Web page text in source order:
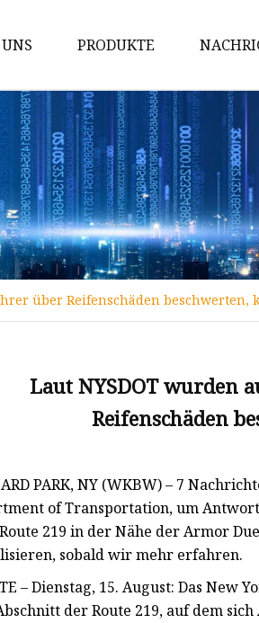
PRODUKTE
Ring
Punktion
Ohrringe
Armband
Halskette
Körperkette
Legierungsring
Halskette aus Legierung
Ohrringe aus Legierung
über Reifenschäden beschwerten,
Laut NYSDOT wurden
Reifenschäden
PARK, NY (WKBW) – 7
of Transportation, um
219 in der Nähe der Armor
sobald wir mehr erfahren.
– Dienstag, 15. August: Das
der Route 219, auf dem